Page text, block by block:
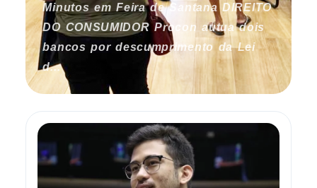
Minutos em Feira de Santana DIREITO
DO CONSUMIDOR Procon autua dois
bancos por descumprimento da Lei
d...